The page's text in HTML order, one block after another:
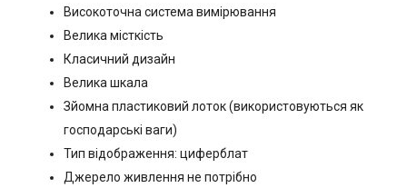
Високоточна система вимірювання
Велика місткість
Класичний дизайн
Велика шкала
Зйомна пластиковий лоток (використовуються як
господарські ваги)
Тип відображення: циферблат
Джерело живлення не потрібно